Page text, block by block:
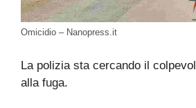
Omicidio – Nanopress.it
La polizia sta cercando il
alla fuga.